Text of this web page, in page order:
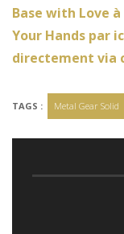
Base with Love
Your Hands par
directement via
TAGS : Metal Gear Solid